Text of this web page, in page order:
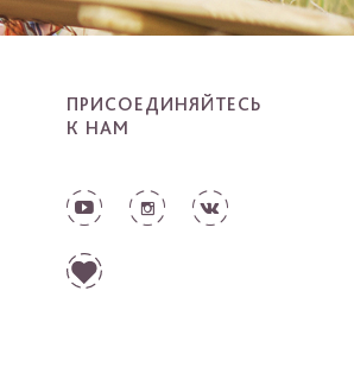
ПРИСОЕДИНЯЙТЕСЬ
К НАМ